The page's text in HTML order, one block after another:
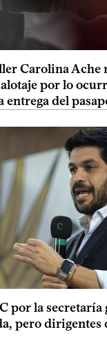
Carolina Ache
por lo
entrega del
por la secretaría
pero dirigentes